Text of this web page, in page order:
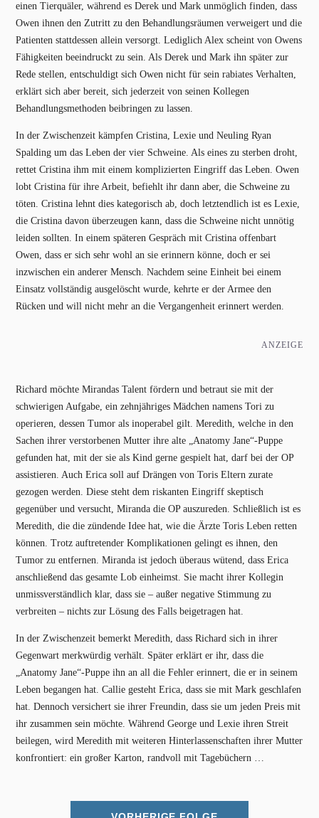
einen Tierquäler, während es Derek und Mark unmöglich finden, dass
Owen ihnen den Zutritt zu den Behandlungsräumen verweigert und die
Patienten stattdessen allein versorgt. Lediglich Alex scheint von Owens
Fähigkeiten beeindruckt zu sein. Als Derek und Mark ihn später zur
Rede stellen, entschuldigt sich Owen nicht für sein rabiates Verhalten,
erklärt sich aber bereit, sich jederzeit von seinen Kollegen
Behandlungsmethoden beibringen zu lassen.
In der Zwischenzeit kämpfen Cristina, Lexie und Neuling Ryan
Spalding um das Leben der vier Schweine. Als eines zu sterben droht,
rettet Cristina ihm mit einem komplizierten Eingriff das Leben. Owen
lobt Cristina für ihre Arbeit, befiehlt ihr dann aber, die Schweine zu
töten. Cristina lehnt dies kategorisch ab, doch letztendlich ist es Lexie,
die Cristina davon überzeugen kann, dass die Schweine nicht unnötig
leiden sollten. In einem späteren Gespräch mit Cristina offenbart
Owen, dass er sich sehr wohl an sie erinnern könne, doch er sei
inzwischen ein anderer Mensch. Nachdem seine Einheit bei einem
Einsatz vollständig ausgelöscht wurde, kehrte er der Armee den
Rücken und will nicht mehr an die Vergangenheit erinnert werden.
ANZEIGE
Richard möchte Mirandas Talent fördern und betraut sie mit der
schwierigen Aufgabe, ein zehnjähriges Mädchen namens Tori zu
operieren, dessen Tumor als inoperabel gilt. Meredith, welche in den
Sachen ihrer verstorbenen Mutter ihre alte „Anatomy Jane“-Puppe
gefunden hat, mit der sie als Kind gerne gespielt hat, darf bei der OP
assistieren. Auch Erica soll auf Drängen von Toris Eltern zurate
gezogen werden. Diese steht dem riskanten Eingriff skeptisch
gegenüber und versucht, Miranda die OP auszureden. Schließlich ist es
Meredith, die die zündende Idee hat, wie die Ärzte Toris Leben retten
können. Trotz auftretender Komplikationen gelingt es ihnen, den
Tumor zu entfernen. Miranda ist jedoch überaus wütend, dass Erica
anschließend das gesamte Lob einheimst. Sie macht ihrer Kollegin
unmissverständlich klar, dass sie – außer negative Stimmung zu
verbreiten – nichts zur Lösung des Falls beigetragen hat.
In der Zwischenzeit bemerkt Meredith, dass Richard sich in ihrer
Gegenwart merkwürdig verhält. Später erklärt er ihr, dass die
„Anatomy Jane“-Puppe ihn an all die Fehler erinnert, die er in seinem
Leben begangen hat. Callie gesteht Erica, dass sie mit Mark geschlafen
hat. Dennoch versichert sie ihrer Freundin, dass sie um jeden Preis mit
ihr zusammen sein möchte. Während George und Lexie ihren Streit
beilegen, wird Meredith mit weiteren Hinterlassenschaften ihrer Mutter
konfrontiert: ein großer Karton, randvoll mit Tagebüchern …